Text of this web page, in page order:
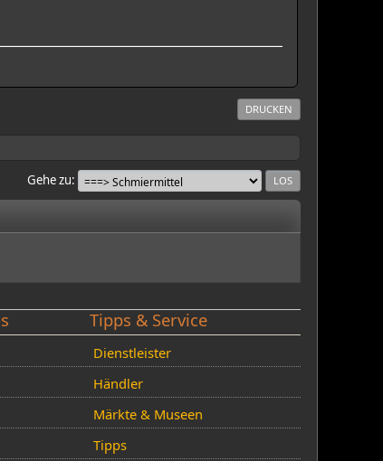
DRUCKEN
Gehe zu
Tipps & Service
Dienstleister
Händler
Märkte & Museen
Tipps